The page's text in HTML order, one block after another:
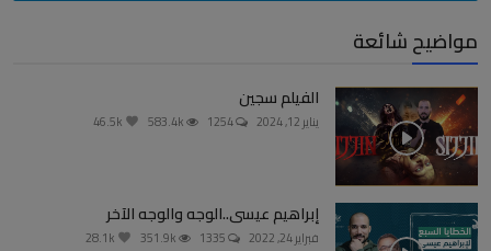
مواضيح شائعة
الفيلم سجين
يناير 12, 2024
إبراهيم عيسى..الوجه والوجه الآخر
فبراير 24, 2022